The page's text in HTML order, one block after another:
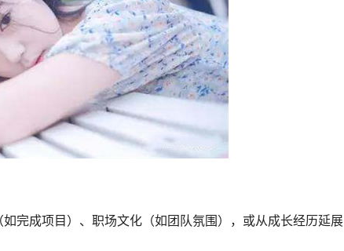
完成项目）、职场文化（如团队氛围），或从成长经历延展